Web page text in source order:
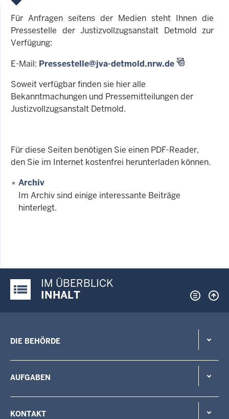
Für Anfragen seitens der Medien steht Ihnen die
Pressestelle der Justizvollzugsanstalt Detmold zur
Verfügung:
E-Mail: Pressestelle@jva-detmold.nrw.de
Soweit verfügbar finden sie hier alle
Bekanntmachungen und Pressemitteilungen der
Justizvollzugsanstalt Detmold.
Für diese Seiten benötigen Sie einen PDF-Reader,
den Sie im Internet kostenfrei herunterladen können.
Archiv
Im Archiv sind einige interessante Beiträge
hinterlegt.
Justiz-Portal im Überblick:
IM ÜBERBLICK
INHALT
DIE BEHÖRDE
AUFGABEN
KONTAKT